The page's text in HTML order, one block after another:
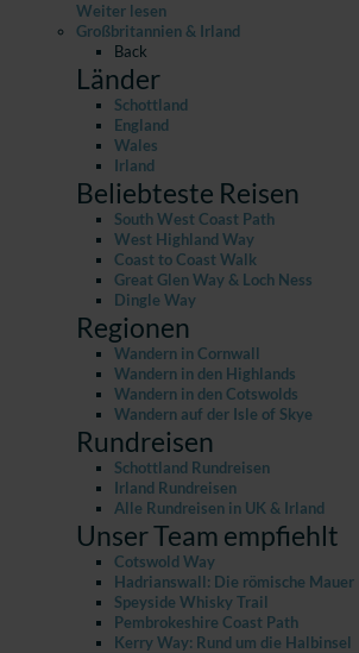
Weiter lesen
Großbritannien & Irland
Back
Länder
Schottland
England
Wales
Irland
Beliebteste Reisen
South West Coast Path
West Highland Way
Coast to Coast Walk
Great Glen Way & Loch Ness
Dingle Way
Regionen
Wandern in Cornwall
Wandern in den Highlands
Wandern in den Cotswolds
Wandern auf der Isle of Skye
Rundreisen
Schottland Rundreisen
Irland Rundreisen
Alle Rundreisen in UK & Irland
Unser Team empfiehlt
Cotswold Way
Hadrianswall: Die römische Mauer
Speyside Whisky Trail
Pembrokeshire Coast Path
Kerry Way: Rund um die Halbinsel